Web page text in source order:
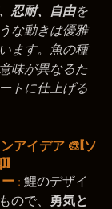
忍耐、自由を
な動きは優雅
ます。魚の種
味が異なるた
トに仕上げる
アイデア 🎨[ソ
)]
: 鯉のデザイ
ので、
勇気と